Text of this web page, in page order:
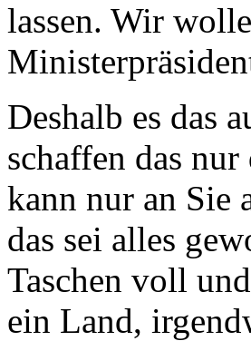
lassen. Wir
Deshalb es das
schaffen das
kann nur an Sie
das sei alles
Taschen voll
ein Land,